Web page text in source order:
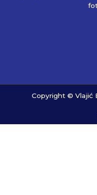
Copyright © Vlajić